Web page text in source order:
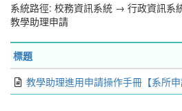
系統路徑: 校務資訊系統 → 行政資訊
教學助理申請
標題
教學助理進用申請操作手冊【系所申